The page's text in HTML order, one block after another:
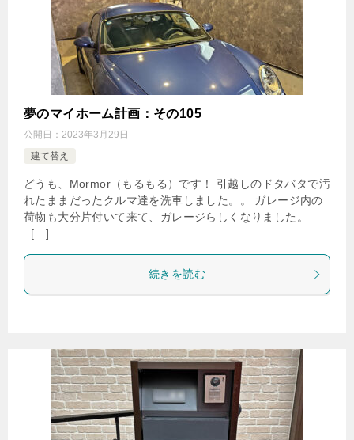
夢のマイホーム計画：その105
公開日： 2023年3月29日
建て替え
どうも、Mormor（もるもる）です！ 引越しのドタバタで汚
れたままだったクルマ達を洗車しました。。 ガレージ内の
荷物も大分片付いて来て、ガレージらしくなりました。
[…]
続きを読む